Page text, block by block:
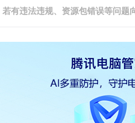
若有违法违规、资源包错误等问题